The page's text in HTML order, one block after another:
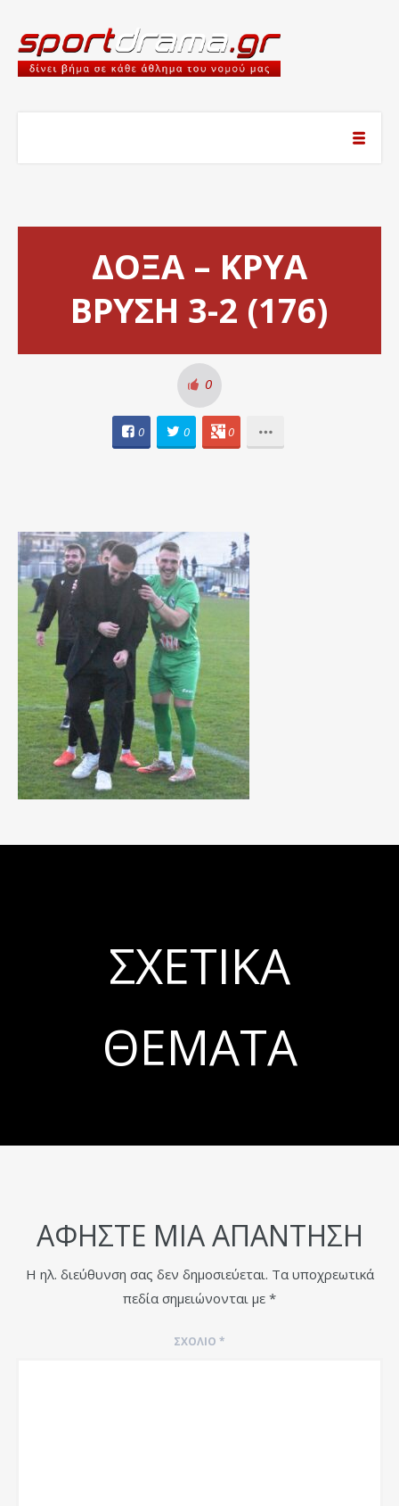
ΔΟΞΑ – ΚΡΥΑ
ΒΡΥΣΗ 3-2 (176)
0
0 0 0
ΣΧΕΤΙΚΆ
ΘΈΜΑΤΑ
ΑΦΉΣΤΕ ΜΙΑ ΑΠΆΝΤΗΣΗ
Η ηλ. διεύθυνση σας δεν δημοσιεύεται. Τα υποχρεωτικά
πεδία σημειώνονται με *
ΣΧΌΛΙΟ *